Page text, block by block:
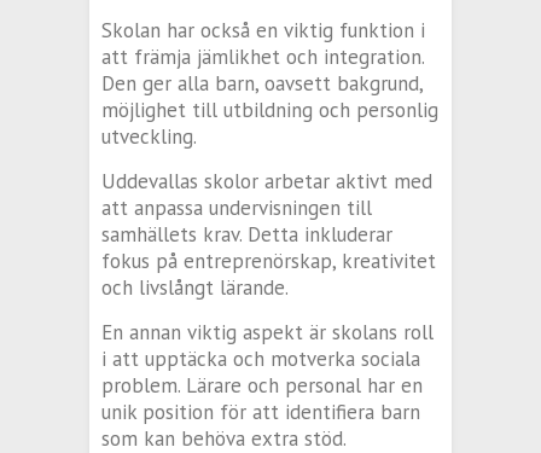
Skolan har också en viktig funktion i
att främja jämlikhet och integration.
Den ger alla barn, oavsett bakgrund,
möjlighet till utbildning och personlig
utveckling.
Uddevallas skolor arbetar aktivt med
att anpassa undervisningen till
samhällets krav. Detta inkluderar
fokus på entreprenörskap, kreativitet
och livslångt lärande.
En annan viktig aspekt är skolans roll
i att upptäcka och motverka sociala
problem. Lärare och personal har en
unik position för att identifiera barn
som kan behöva extra stöd.